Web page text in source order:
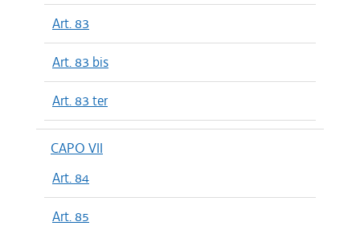
Art. 83
Art. 83 bis
Art. 83 ter
CAPO VII
Art. 84
Art. 85